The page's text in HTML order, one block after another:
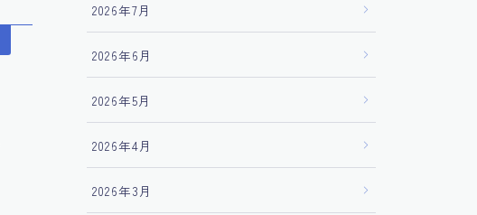
2026年7月
2026年6月
2026年5月
2026年4月
2026年3月